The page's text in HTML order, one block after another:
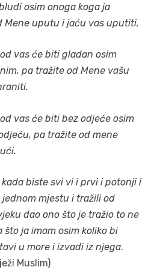
osim onoga koga ja
Mene uputu i jaću vas uputiti.
vas će biti gladan osim
pa tražite od Mene vašu
vas će biti bez odjeće osim
pa tražite od mene
biste svi vi i prvi i potonji i
mjestu i tražili od
dao ono što je tražio to ne
ja imam osim koliko bi
u more i izvadi iz njega.
Muslim)